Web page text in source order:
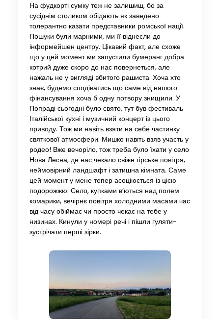
На фудкорті сумку теж не залишиш, бо за
сусіднім столиком обідають як заведено
толерантно казати представники ромської нації.
Пошуки були марними, ми її віднесли до
інформейшен центру. Цікавий факт, але схоже
що у цей момент ми запустили бумеранг добра
котрий дуже скоро до нас повернеться, але
нажаль не у вигляді вбитого рашиста. Хоча хто
знає, будемо сподіватись що саме від нашого
фінансування хоча б одну потвору знищили. У
Попраді сьогодні було свято, тут був фестиваль
Італійської кухні і музичний концерт із цього
приводу. Тож ми навіть взяти на себе частинку
святкової атмосфери. Мишко навіть взяв участь у
родео! Вже вечоріло, тож треба було їхати у село
Нова Лесна, де нас чекало свіже гірське повітря,
неймовірний ландшафт і затишна кімната. Саме
цей момент у мене тепер асоціюється із цією
подорожжю. Село, купками в’ються над полем
комарики, вечірнє повітря холодними масами час
від часу обіймає чи просто чекає на тебе у
низинах. Кинули у номері речі і пішли гуляти-
зустрічати перші зірки.